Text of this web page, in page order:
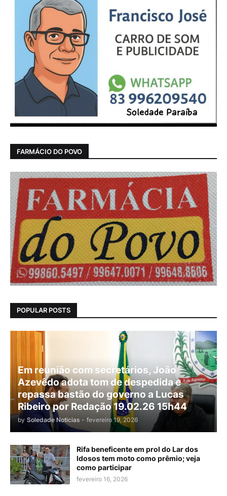
FARMÁCIO DO POVO
POPULAR POSTS
Em reunião com secretários, João
Azevêdo adota tom de despedida e
repassa bastão do governo a Lucas
Ribeiro por Redação 19.02.26 15h44
by Soledade Noticias - fevereiro 19, 2026
Rifa beneficente em prol do Lar dos
Idosos tem moto como prêmio; veja
como participar
fevereiro 16, 2026